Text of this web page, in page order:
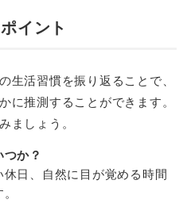
イント
生活習慣を振り返ることで、
に推測することができます。
ましょう。
か？
日、自然に目が覚める時間